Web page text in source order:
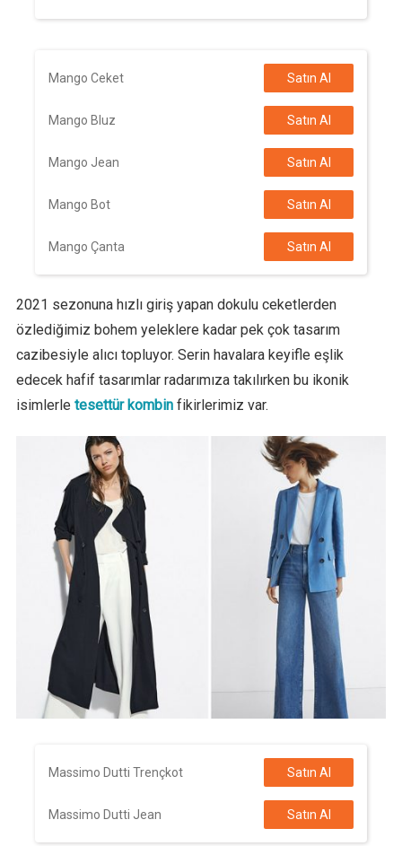
Mango Ceket Satın Al
Mango Bluz Satın Al
Mango Jean Satın Al
Mango Bot Satın Al
Mango Çanta Satın Al
2021 sezonuna hızlı giriş yapan dokulu ceketlerden
özlediğimiz bohem yeleklere kadar pek çok tasarım
cazibesiyle alıcı topluyor. Serin havalara keyifle eşlik
edecek hafif tasarımlar radarımıza takılırken bu ikonik
isimlerle tesettür kombinfikirlerimiz var.
Massimo Dutti Trençkot Satın Al
Massimo Dutti Jean Satın Al